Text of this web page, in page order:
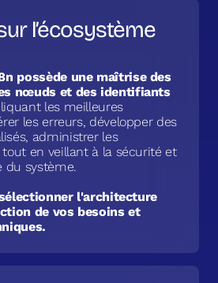
l’écosystème
possède une maîtrise des
nœuds et des identifiants
les meilleures
les erreurs, développer des
administrer les
en veillant à la sécurité et
du système.
l'architecture
de vos besoins et